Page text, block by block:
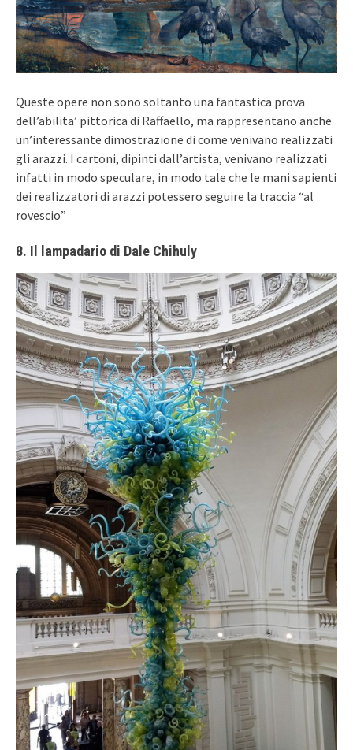
Queste opere non sono soltanto una fantastica prova
dell’abilita’ pittorica di Raffaello, ma rappresentano anche
un’interessante dimostrazione di come venivano realizzati
gli arazzi. I cartoni, dipinti dall’artista, venivano realizzati
infatti in modo speculare, in modo tale che le mani sapienti
dei realizzatori di arazzi potessero seguire la traccia “al
rovescio”
8. Il lampadario di Dale Chihuly